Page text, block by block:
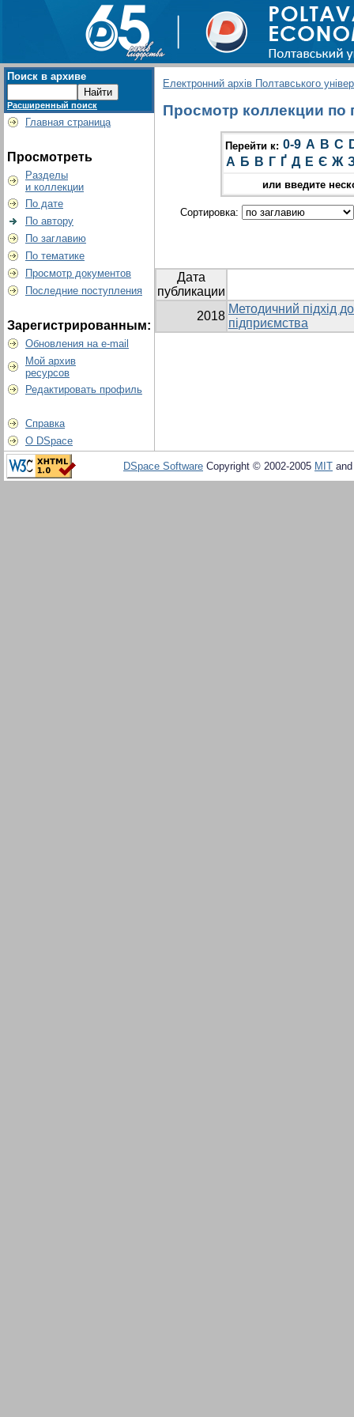
Поиск в архиве
Расширенный поиск
Главная страница
Просмотреть
Разделы
и коллекции
По дате
По автору
По заглавию
По тематике
Просмотр документов
Последние поступления
Зарегистрированным:
Обновления на e-mail
Мой архив
ресурсов
Редактировать профиль
Справка
О DSpace
Електронний архів Полтавського
Просмотр коллекции по
Перейти к: 0-9 A B C
А Б В Г Ґ Д Е Є Ж
или введите
Сортировка:
Дата
публикации
2018
Методичний підхід
підприємства
DSpace Software Copyright © 2002-2005 MIT